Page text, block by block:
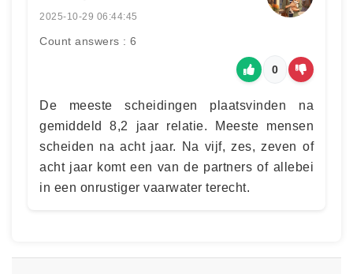
2025-10-29 06:44:45
Count answers : 6
0
De meeste scheidingen plaatsvinden na
gemiddeld 8,2 jaar relatie. Meeste mensen
scheiden na acht jaar. Na vijf, zes, zeven of
acht jaar komt een van de partners of allebei
in een onrustiger vaarwater terecht.